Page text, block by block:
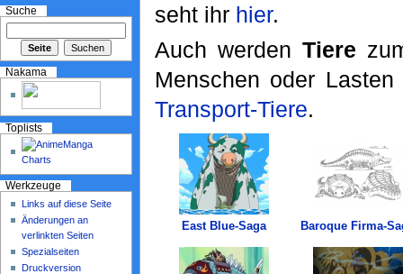
seht ihr hier.
Auch werden Tiere
Menschen oder
Transport-Tiere.
East Blue-Saga Baroque Firma-
Suche
Nakama
Toplists
Werkzeuge
Links auf diese Seite
Änderungen an
verlinkten Seiten
Spezialseiten
Druckversion